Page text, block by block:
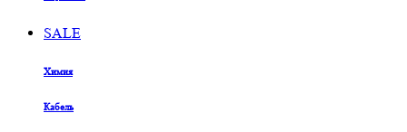
SALE
Химия
Кабель